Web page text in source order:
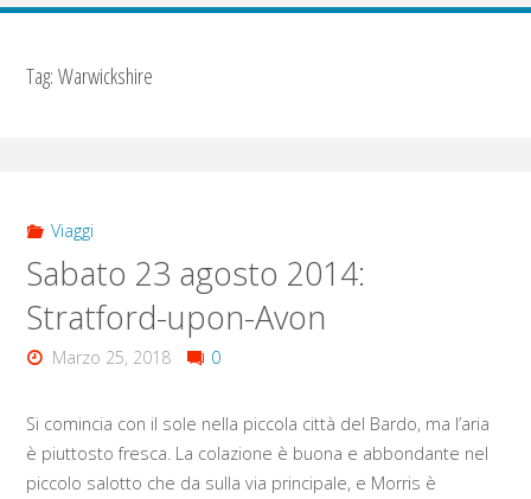
Tag:Warwickshire
Viaggi
Sabato 23 agosto 2014:
Stratford-upon-Avon
Marzo 25, 2018 0
Si comincia con il sole nella piccola città del Bardo, ma l’aria
è piuttosto fresca. La colazione è buona e abbondante nel
piccolo salotto che da sulla via principale, e Morris è